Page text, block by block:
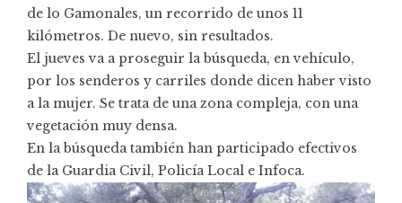
de lo Gamonales, un recorrido de unos 11
kilómetros. De nuevo, sin resultados.
El jueves va a proseguir la búsqueda, en vehículo,
por los senderos y carriles donde dicen haber visto
a la mujer. Se trata de una zona compleja, con una
vegetación muy densa.
En la búsqueda también han participado efectivos
de la Guardia Civil, Policía Local e Infoca.